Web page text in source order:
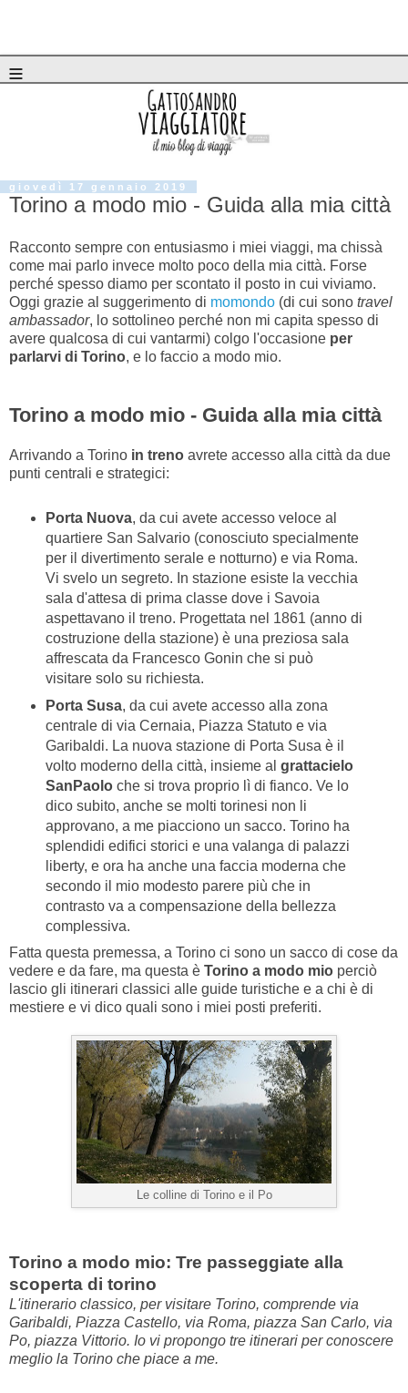
≡
giovedì 17 gennaio 2019
Torino a modo mio - Guida alla mia città
Racconto sempre con entusiasmo i miei viaggi, ma chissà
come mai parlo invece molto poco della mia città. Forse
perché spesso diamo per scontato il posto in cui viviamo.
Oggi grazie al suggerimento di momondo (di cui sono travel
ambassador, lo sottolineo perché non mi capita spesso di
avere qualcosa di cui vantarmi) colgo l'occasione per
parlarvi di Torino, e lo faccio a modo mio.
Torino a modo mio - Guida alla mia città
Arrivando a Torino in treno avrete accesso alla città da due
punti centrali e strategici:
Porta Nuova, da cui avete accesso veloce al
quartiere San Salvario (conosciuto specialmente
per il divertimento serale e notturno) e via Roma.
Vi svelo un segreto. In stazione esiste la vecchia
sala d'attesa di prima classe dove i Savoia
aspettavano il treno. Progettata nel 1861 (anno di
costruzione della stazione) è una preziosa sala
affrescata da Francesco Gonin che si può
visitare solo su richiesta.
Porta Susa, da cui avete accesso alla zona
centrale di via Cernaia, Piazza Statuto e via
Garibaldi. La nuova stazione di Porta Susa è il
volto moderno della città, insieme al grattacielo
SanPaoloche si trova proprio lì di fianco. Ve lo
dico subito, anche se molti torinesi non li
approvano, a me piacciono un sacco. Torino ha
splendidi edifici storici e una valanga di palazzi
liberty, e ora ha anche una faccia moderna che
secondo il mio modesto parere più che in
contrasto va a compensazione della bellezza
complessiva.
Fatta questa premessa, a Torino ci sono un sacco di cose da
vedere e da fare, ma questa è Torino a modo mio perciò
lascio gli itinerari classici alle guide turistiche e a chi è di
mestiere e vi dico quali sono i miei posti preferiti.
Le colline di Torino e il Po
Torino a modo mio: Tre passeggiate alla
scoperta di torino
L'itinerario classico, per visitare Torino, comprende via
Garibaldi, Piazza Castello, via Roma, piazza San Carlo, via
Po, piazza Vittorio. Io vi propongo tre itinerari per conoscere
meglio la Torino che piace a me.